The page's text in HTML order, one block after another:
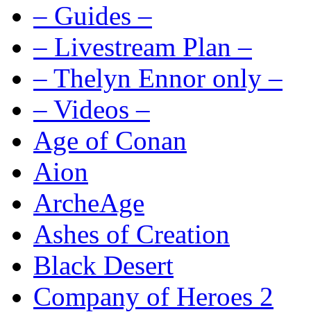
– Guides –
– Livestream Plan –
– Thelyn Ennor only –
– Videos –
Age of Conan
Aion
ArcheAge
Ashes of Creation
Black Desert
Company of Heroes 2